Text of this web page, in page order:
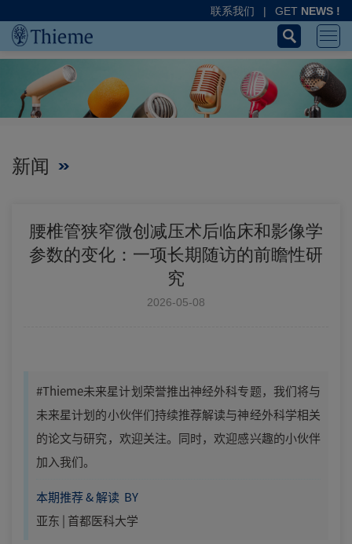
联系我们 | GET NEWS !
新闻
腰椎管狭窄微创减压术后临床和影像学
参数的变化：一项长期随访的前瞻性研
究
2026-05-08
#Thieme未来星计划荣誉推出神经外科专题，我们将与
未来星计划的小伙伴们持续推荐解读与神经外科学相关
的论文与研究，欢迎关注。同时，欢迎感兴趣的小伙伴
加入我们。
本期推荐 & 解读 BY
亚东 | 首都医科大学